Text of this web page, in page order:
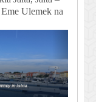
Ulemek na